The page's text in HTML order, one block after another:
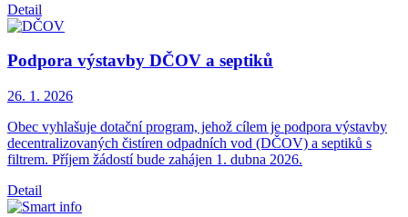
Detail
Podpora výstavby DČOV a septiků
26. 1. 2026
Obec vyhlašuje dotační program, jehož cílem je podpora výstavby
decentralizovaných čistíren odpadních vod (DČOV) a septiků s
filtrem. Příjem žádostí bude zahájen 1. dubna 2026.
Detail